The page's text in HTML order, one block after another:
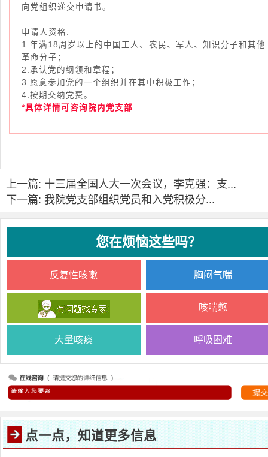
向党组织递交申请书。
申请人资格:
1.年满18周岁以上的中国工人、农民、军人、知识分子和其他
革命分子；
2.承认党的纲领和章程；
3.愿意参加党的一个组织并在其中积极工作；
4.按期交纳党费。
*具体详情可咨询院内党支部
上一篇: 十三届全国人大一次会议，李克强：支...
下一篇: 我院党支部组织党员和入党积极分...
您在烦恼这些吗？
反复性咳嗽 胸闷气喘
咳喘憋
呼吸困难
大量咳痰
点一点，知道更多信息